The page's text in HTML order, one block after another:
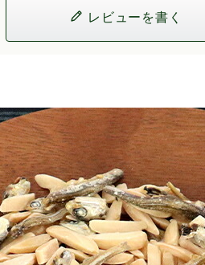
レビューを書く